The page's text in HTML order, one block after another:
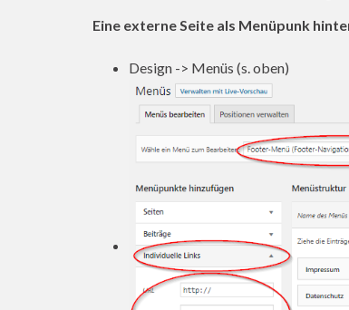
Eine externe Seite als Menüpunk
Design -> Menüs (s. oben)